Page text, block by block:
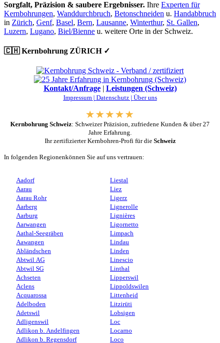
Sorgfalt, Präzision & saubere Ergebnisser. Ihre Experten für
Kernbohrungen, Wanddurchbruch, Betonschneiden u. Handabbruch
in Zürich, Genf, Basel, Bern, Lausanne, Winterthur, St. Gallen,
Luzern, Lugano, Biel/Bienne u. weitere Orte in der Schweiz.
🇨🇭 Kernbohrung ZÜRICH ✓
Kontakt/Anfrage| Leistungen (Schweiz)
Impressum | Datenschutz | Über uns
Kernbohrung Schweiz: Schweizer Präzision, zufriedene Kunden & über 27
Jahre Erfahrung.
Ihr zertifizierter Kernbohren-Profi für die Schweiz
In folgenden Regionenkönnen Sie auf uns vertrauen:
Aadorf
Aarau
Aarau Rohr
Aarberg
Aarburg
Aarwangen
Aathal-Seegräben
Aawangen
Abländschen
Abtwil AG
Abtwil SG
Achseten
Aclens
Acquarossa
Adelboden
Adetswil
Adligenswil
Adlikon b. Andelfingen
Adlikon b. Regensdorf
Liestal
Liez
Ligerz
Lignerolle
Lignières
Ligornetto
Limpach
Lindau
Linden
Linescio
Linthal
Lipperswil
Lippoldswilen
Littenheid
Litzirüti
Lobsigen
Loc
Locarno
Loco